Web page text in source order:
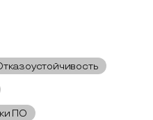
ПО